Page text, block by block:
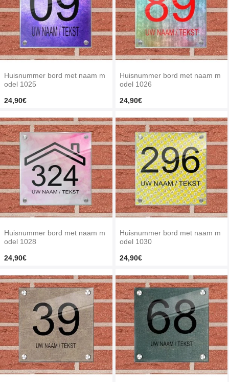
Huisnummer bord met naam m
odel 1025
24,90€
Huisnummer bord met naam m
odel 1026
24,90€
Huisnummer bord met naam m
odel 1028
24,90€
Huisnummer bord met naam m
odel 1030
24,90€